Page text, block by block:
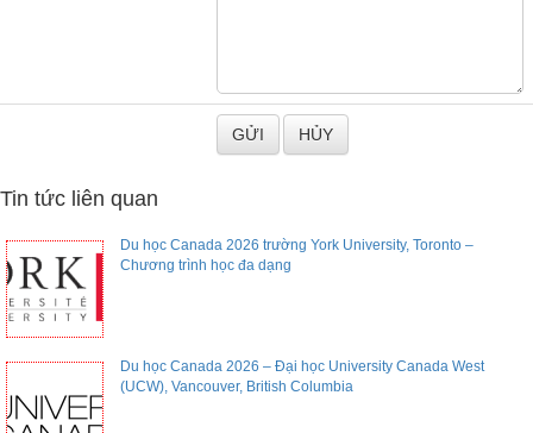
Tin tức liên quan
Du học Canada 2026 trường York University, Toronto –
Chương trình học đa dạng
Du học Canada 2026 – Đại học University Canada West
(UCW), Vancouver, British Columbia